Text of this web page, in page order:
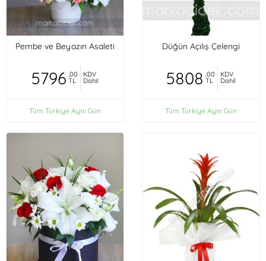
Pembe ve Beyazın Asaleti
5796 ,00
TL
KDV
Dahil
Tüm Türkiye Aynı Gün
Düğün Açılış Çelengi
5808 ,00
TL
KDV
Dahil
Tüm Türkiye Aynı Gün